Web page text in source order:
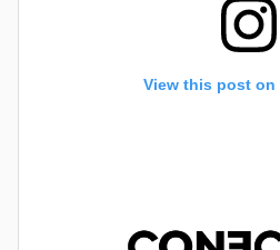
View this post on